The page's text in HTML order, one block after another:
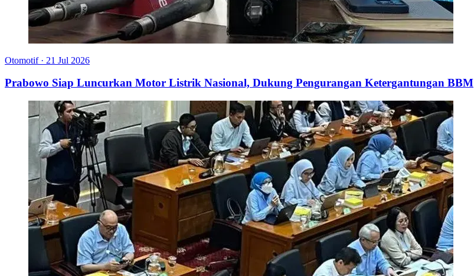
Otomotif · 21 Jul 2026
Prabowo Siap Luncurkan Motor Listrik Nasional, Dukung Pengurangan Ketergantungan BBM